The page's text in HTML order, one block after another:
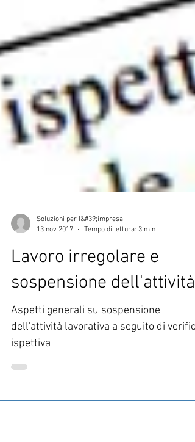
Soluzioni per l&#39;impresa
13 nov 2017
Tempo di lettura: 3 min
Lavoro irregolare e
sospensione dell'attività
Aspetti generali su sospensione